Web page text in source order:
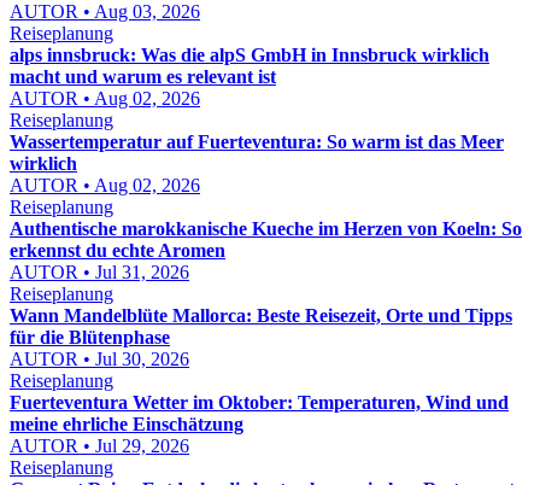
AUTOR • Aug 03, 2026
Reiseplanung
alps innsbruck: Was die alpS GmbH in Innsbruck wirklich
macht und warum es relevant ist
AUTOR • Aug 02, 2026
Reiseplanung
Wassertemperatur auf Fuerteventura: So warm ist das Meer
wirklich
AUTOR • Aug 02, 2026
Reiseplanung
Authentische marokkanische Kueche im Herzen von Koeln: So
erkennst du echte Aromen
AUTOR • Jul 31, 2026
Reiseplanung
Wann Mandelblüte Mallorca: Beste Reisezeit, Orte und Tipps
für die Blütenphase
AUTOR • Jul 30, 2026
Reiseplanung
Fuerteventura Wetter im Oktober: Temperaturen, Wind und
meine ehrliche Einschätzung
AUTOR • Jul 29, 2026
Reiseplanung